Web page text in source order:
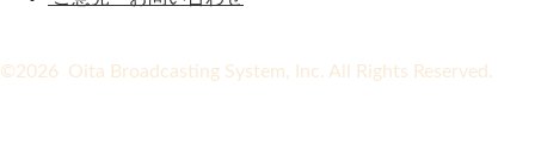
©2026 Oita Broadcasting System, Inc. All Rights Reserved.